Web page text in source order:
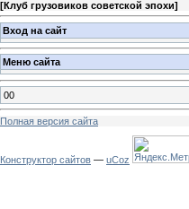
[Клуб грузовиков советской эпохи]
Вход на сайт
Меню сайта
00
Полная версия сайта
Конструктор сайтов — uCoz